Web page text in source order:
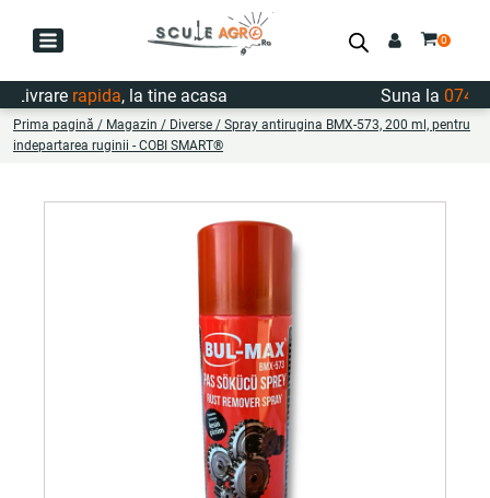
rapida, la tine acasa Suna la
Prima pagină / Magazin / Diverse / Spray antirugina BMX-573, 200 ml, pentru
indepartarea ruginii - COBI SMART®